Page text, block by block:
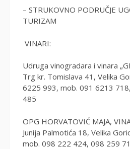
– STRUKOVNO PODRUČJE
TURIZAM
VINARI:
Udruga vinogradara i vinara
Trg kr. Tomislava 41, Velika
6225 993, mob. 091 6213
485
OPG HORVATOVIĆ MAJA,
Junija Palmotića 18, Velika
mob. 098 222 424, 098 259